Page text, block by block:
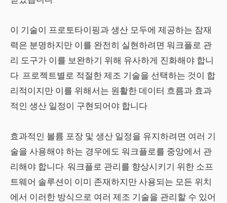
이 기술이 프로토타이핑과 생산 모두에 제공하는 잠재
력은 분명하지만 이를 완전히 실현하려면 워크플로 관
리 도구가 이를 보완하기 위해 유사하게 진화해야 합니
다. 프로젝트별로 적절한 제조 기술을 선택하는 것이 합
리적이지만 이를 위해서는 원활한 데이터 흐름과 효과
적인 생산 일정이 구현되어야 합니다.
효과적인 볼륨 포장 및 생산 일정을 유지하려면 여러 기
술을 사용해야 하는 경우에도 워크플로를 중앙에서 관
리해야 합니다. 워크플로 관리를 향상시키기 위한 소프
트웨어 솔루션이 이미 존재하지만 사용되는 모든 위치
에서 이러한 방식으로 여러 제조 기술을 관리할 수 있어